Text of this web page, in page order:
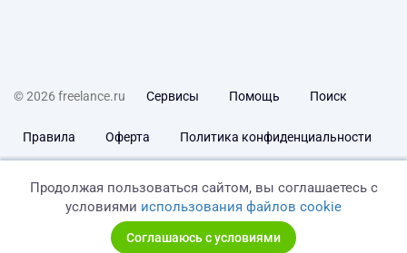
© 2026 freelance.ru Сервисы Помощь Поиск
Правила Оферта Политика конфиденциальности
Продолжая пользоваться сайтом, вы соглашаетесь с
условиями использования файлов cookie
Соглашаюсь с условиями